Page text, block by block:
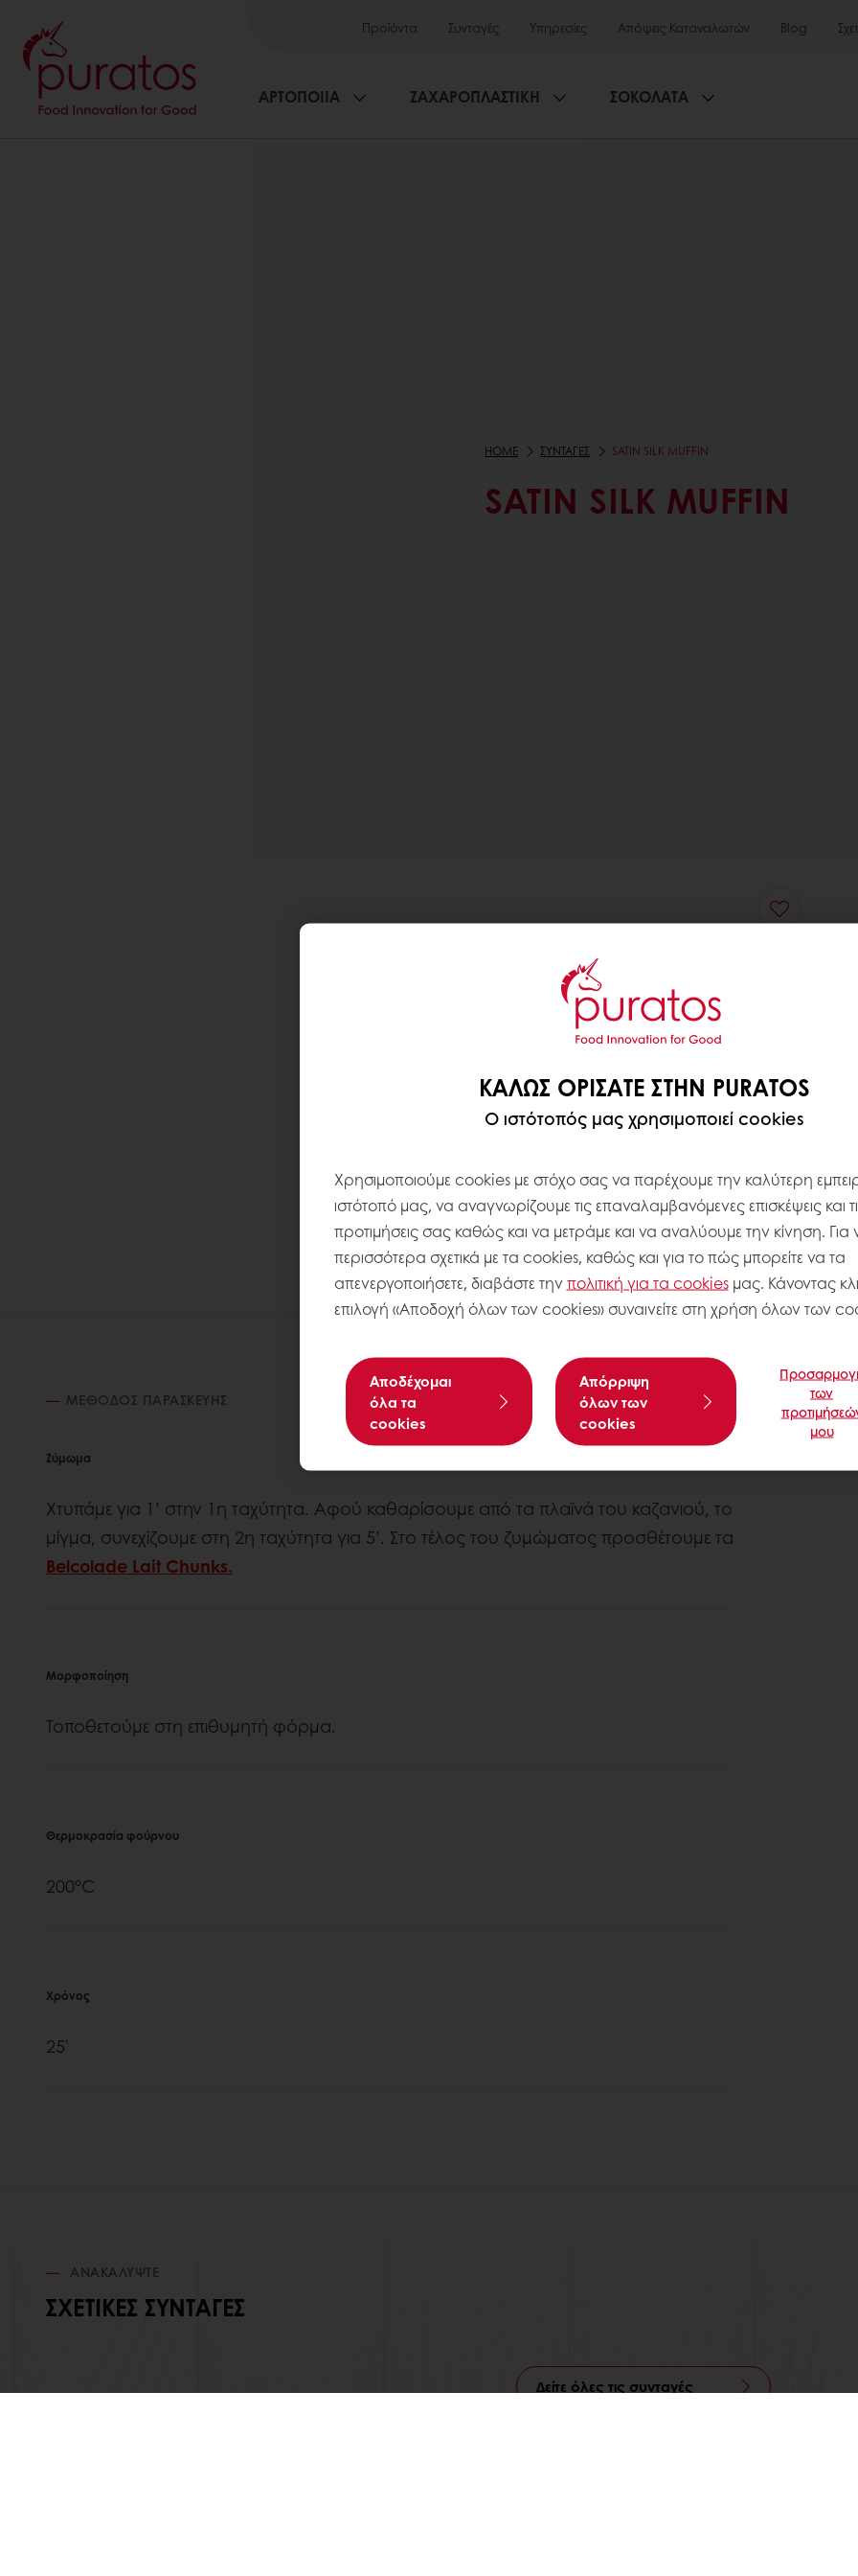
Προϊόντα Συνταγές Υπηρεσίες Απόψεις Καταναλωτών Blog
ΑΡΤΟΠΟΙΙΑ ΖΑΧΑΡΟΠΛΑΣΤΙΚΗ ΣΟΚΟΛΑΤΑ
HOME ΣΥΝΤΑΓΕΣ SATIN SILK MUFFIN
SATIN SILK MUFFIN
ΜΈΘΟΔΟΣ ΠΑΡΑΣΚΕΥΉΣ
Ζύμωμα
Χτυπάμε για 1’ στην 1η ταχύτητα. Αφού καθαρίσουμε από τα πλαϊνά του καζανιού, το
μίγμα, συνεχίζουμε στη 2η ταχύτητα για 5’. Στο τέλος του ζυμώματος προσθέτουμε τα
Belcolade Lait Chunks.
Μορφοποίηση
Τοποθετούμε στη επιθυμητή φόρμα.
Θερμοκρασία φούρνου
200°C
Χρόνος
25'
ΑΝΑΚΑΛΎΨΤΕ
ΣΧΕΤΙΚΈΣ ΣΥΝΤΑΓΈΣ
Δείτε όλες τις συνταγές
ΚΑΛΏΣ ΟΡΊΣΑΤΕ ΣΤΗΝ PURATOS
Ο ιστότοπός μας χρησιμοποιεί cookies
Χρησιμοποιούμε cookies με στόχο σας να παρέχουμε την καλύτερη
ιστότοπό μας, να αναγνωρίζουμε τις επαναλαμβανόμενες επισκέψεις και
προτιμήσεις σας καθώς και να μετράμε και να αναλύουμε την κίνηση. Για
περισσότερα σχετικά με τα cookies, καθώς και για το πώς μπορείτε να τα
απενεργοποιήσετε, διαβάστε τηνπολιτική για τα cookiesμας. Κάνοντας
επιλογή «Αποδοχή όλων των cookies» συναινείτε στη χρήση όλων των
Αποδέχομαι
όλα τα
cookies
Aπόρριψη
όλων των
cookies
των
μου